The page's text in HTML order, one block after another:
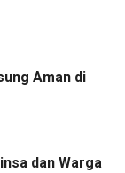
Aman di
dan Warga